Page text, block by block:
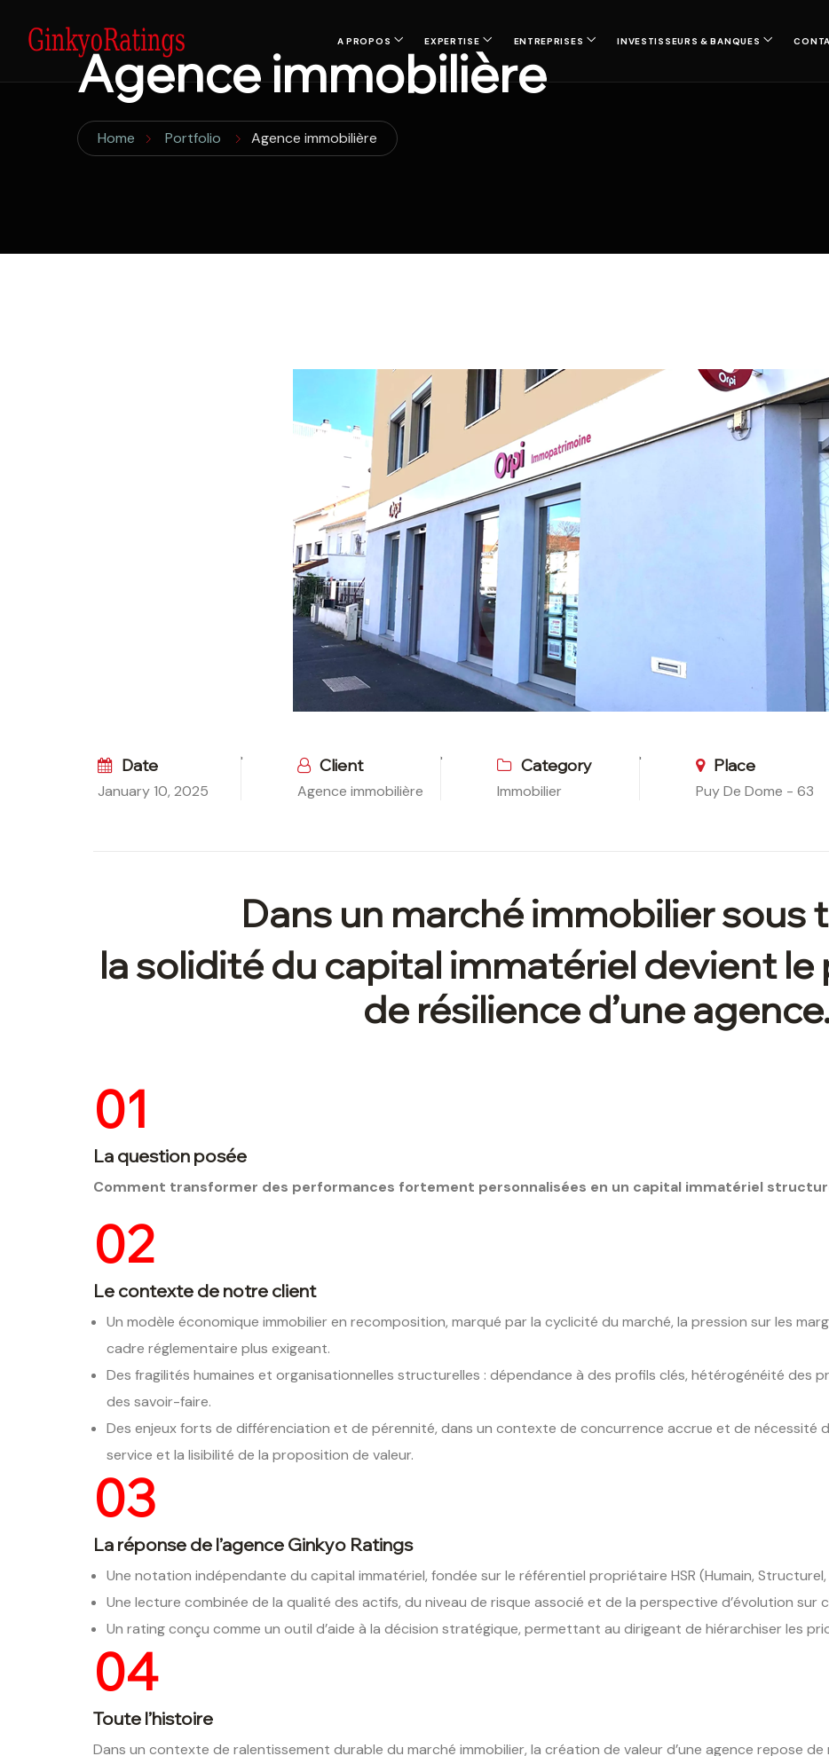
A PROPOS EXPERTISE ENTREPRISES INVESTISSEURS & BANQUES
Agence immobilière
Home Portfolio Agence immobilière
Dans un marché immobilier sous
la solidité du capital immatériel devient
de résilience d’une
01
La question posée
Comment transformer des performances fortement personnalisées en un capital immatériel
02
Le contexte de notre client
Un modèle économique immobilier en recomposition, marqué par la cyclicité du marché, la pression sur les
cadre réglementaire plus exigeant.
Des fragilités humaines et organisationnelles structurelles : dépendance à des profils clés, hétérogénéité des
des savoir-faire.
Des enjeux forts de différenciation et de pérennité, dans un contexte de concurrence accrue et de nécessité
service et la lisibilité de la proposition de valeur.
03
La réponse de l’agence Ginkyo Ratings
Une notation indépendante du capital immatériel, fondée sur le référentiel propriétaire HSR (Humain, Structurel,
Une lecture combinée de la qualité des actifs, du niveau de risque associé et de la perspective d’évolution sur
Un rating conçu comme un outil d’aide à la décision stratégique, permettant au dirigeant de hiérarchiser les
04
Toute l’histoire
Dans un contexte de ralentissement durable du marché immobilier, la création de valeur d’une agence repose de
Date
January 10, 2025
Client
Agence immobilière
Category
Immobilier
Place
Puy De Dome - 63